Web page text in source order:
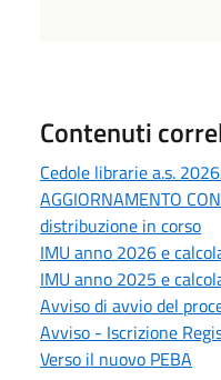
Contenuti
Cedole librarie a.s.
AGGIORNAMENTO
distribuzione in corso
IMU anno 2026 e
IMU anno 2025 e
Avviso di avvio del
Avviso - Iscrizione
Verso il nuovo PEBA